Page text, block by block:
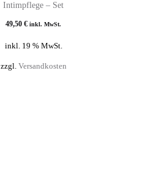
Intimpflege – Set
49,50€ inkl. MwSt.
inkl. 19 % MwSt.
zzgl. Versandkosten